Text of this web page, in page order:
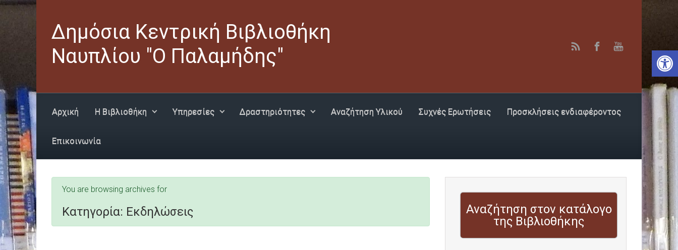
Δημόσια Κεντρική Βιβλιοθήκη
Ναυπλίου "Ο Παλαμήδης"
Αρχική Η Βιβλιοθήκη Υπηρεσίες Δραστηριότητες Αναζήτηση Υλικού Συχνές Ερωτήσεις Προσκλήσεις ενδιαφέροντος
Επικοινωνία
You are browsing archives for
Κατηγορία: Εκδηλώσεις
Αναζήτηση στον κατάλογο
της Βιβλιοθήκης